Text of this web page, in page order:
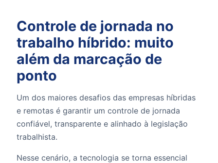
Controle de jornada no
trabalho híbrido: muito
além da marcação de
ponto
Um dos maiores desafios das empresas híbridas
e remotas é garantir um controle de jornada
confiável, transparente e alinhado à legislação
trabalhista.
Nesse cenário, a tecnologia se torna essencial